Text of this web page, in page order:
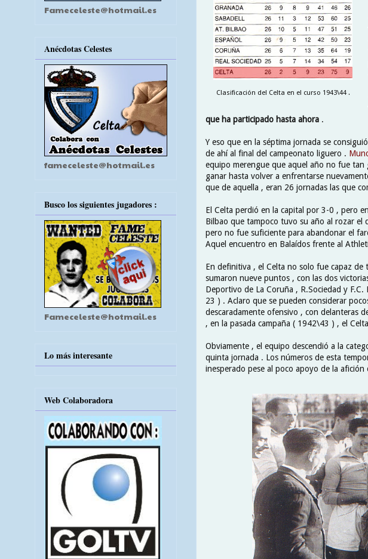
Clasificación del Celta en el curso 1943\44 .
que ha participado hasta ahora .
Y eso que en la séptima jornada se
de ahí al final del campeonato liguero .
equipo merengue que aquel año no fue
ganar hasta volver a enfrentarse
que de aquella , eran 26 jornadas las que
El Celta perdió en la capital por 3-0 , pero
Bilbao que tampoco tuvo su año al rozar el
pero no fue suficiente para abandonar el
Aquel encuentro en Balaídos frente al
En definitiva , el Celta no solo fue capaz
sumaron nueve puntos , con las dos
Deportivo de La Coruña , R.Sociedad y
23 ) . Aclaro que se pueden considerar
descaradamente ofensivo , con delanteras
, en la pasada campaña ( 1942\43 ) , el
Obviamente , el equipo descendió a la
quinta jornada . Los números de esta
inesperado pese al poco apoyo de la afición
Fameceleste@hotmail.es
Anécdotas Celestes
fameceleste@hotmail.es
Busco los siguientes jugadores :
Fameceleste@hotmail.es
Lo más interesante
Web Colaboradora